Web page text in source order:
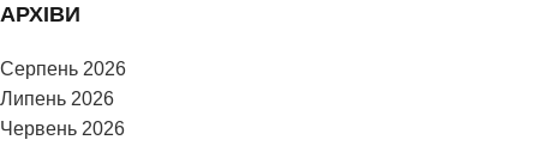
АРХІВИ
Серпень 2026
Липень 2026
Червень 2026